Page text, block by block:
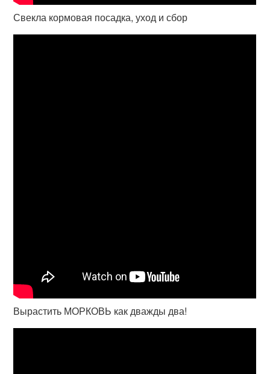
Свекла кормовая посадка, уход и сбор
Вырастить МОРКОВЬ как дважды два!